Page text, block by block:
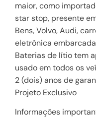
maior, como
star stop, presente
Bens, Volvo, Audi,
eletrônica
Baterias de lítio tem
usado em todos os
2 (dois) anos de
Projeto Exclusivo
Informações